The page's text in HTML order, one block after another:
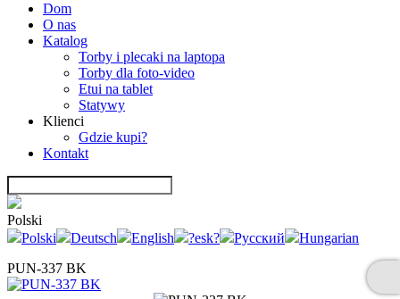
Dom
O nas
Katalog
Torby i plecaki na laptopa
Torby dla foto-video
Etui na tablet
Statywy
Klienci
Gdzie kupi?
Kontakt
Polski
Polski
Deutsch English ?esk? Русский
Hungarian
PUN-337 BK